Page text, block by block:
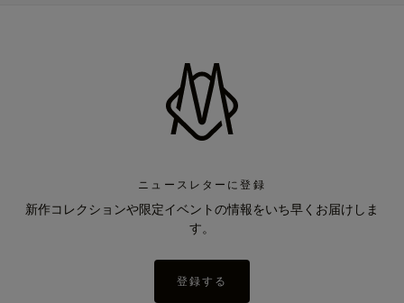
ニュースレターに登録
新作コレクションや限定イベントの情報をいち早くお届けしま
す。
登録する